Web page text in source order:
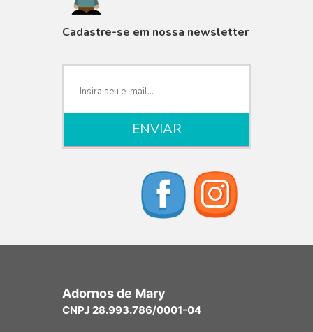
Cadastre-se em nossa newsletter
Adornos de Mary
CNPJ 28.993.786/0001-04